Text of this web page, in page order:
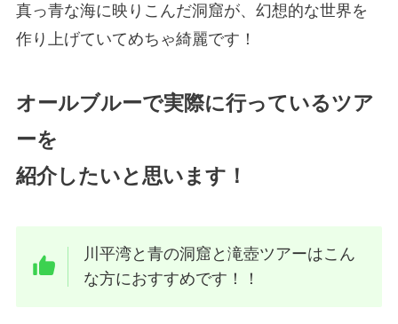
真っ青な海に映りこんだ洞窟が、幻想的な世界を
作り上げていてめちゃ綺麗です！
オールブルーで実際に行っているツア
ーを
紹介したいと思います！
川平湾と青の洞窟と滝壺ツアーはこん
な方におすすめです！！